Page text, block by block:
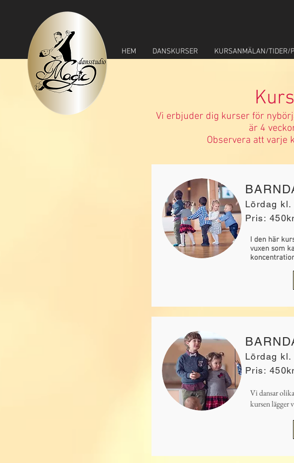
HEM DANSKURSER KURSANMÄLAN/TIDER/
Vi erbjuder dig kurser för
är 4
Observera att varje
Lördag kl.
Pris: 450kr
I den här
vuxen som
Lördag kl.
Pris: 450kr
Vi dansar
kursen